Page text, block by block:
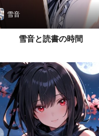
雪音
雪音と読書の時間